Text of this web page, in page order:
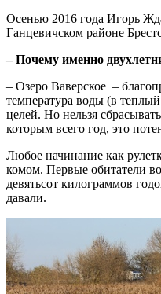
Осенью 2016 года Игорь
Ганцевичском районе
– Почему именно
– Озеро Ваверское –
температура воды (в
целей. Но нельзя
которым всего год, это
Любое начинание как
комом. Первые обитатели
девятьсот килограммов
давали.